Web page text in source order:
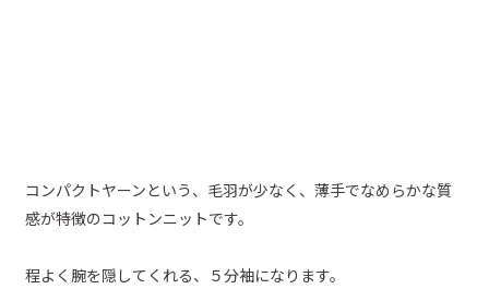
コンパクトヤーンという、毛羽が少なく、薄手でなめらかな質
感が特徴のコットンニットです。
程よく腕を隠してくれる、５分袖になります。